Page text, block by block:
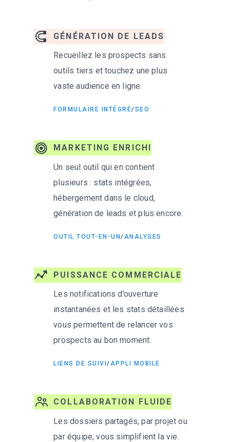
GÉNÉRATION DE LEADS
Recueillez les prospects sans
outils tiers et touchez une plus
vaste audience en ligne.
FORMULAIRE INTÉGRÉ/SEO
MARKETING ENRICHI
Un seul outil qui en contient
plusieurs : stats intégrées,
hébergement dans le cloud,
génération de leads et plus encore.
OUTIL TOUT-EN-UN/ANALYSES
PUISSANCE COMMERCIALE
Les notifications d’ouverture
instantanées et les stats détaillées
vous permettent de relancer vos
prospects au bon moment.
LIENS DE SUIVI/APPLI MOBILE
COLLABORATION FLUIDE
Les dossiers partagés, par projet ou
par équipe, vous simplifient la vie.